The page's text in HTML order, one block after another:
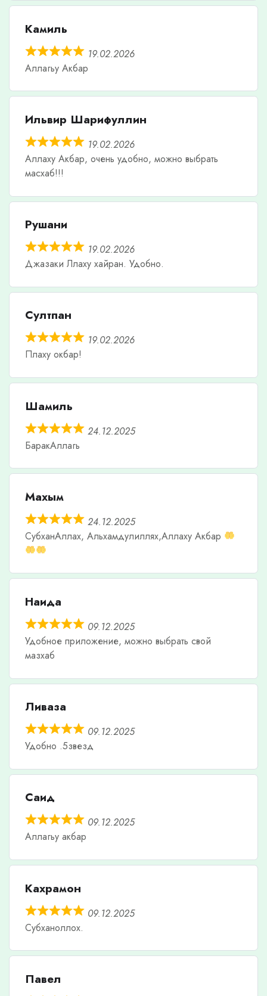
Камиль
19.02.2026
Аллагьу Акбар
Ильвир Шарифуллин
19.02.2026
Аллаху Акбар, очень удобно, можно выбрать
масхаб!!!
Рушани
19.02.2026
Джазаки Ллаху хайран. Удобно.
Султпан
19.02.2026
Плаху окбар!
Шамиль
24.12.2025
БаракАллагь
Махым
24.12.2025
СубханАллах, Альхамдулиллях,Аллаху Акбар
Наида
09.12.2025
Удобное приложение, можно выбрать свой
мазхаб
Ливаза
09.12.2025
Удобно .5звезд
Саид
09.12.2025
Аллагьу акбар
Кахрамон
09.12.2025
Субханоллох.
Павел